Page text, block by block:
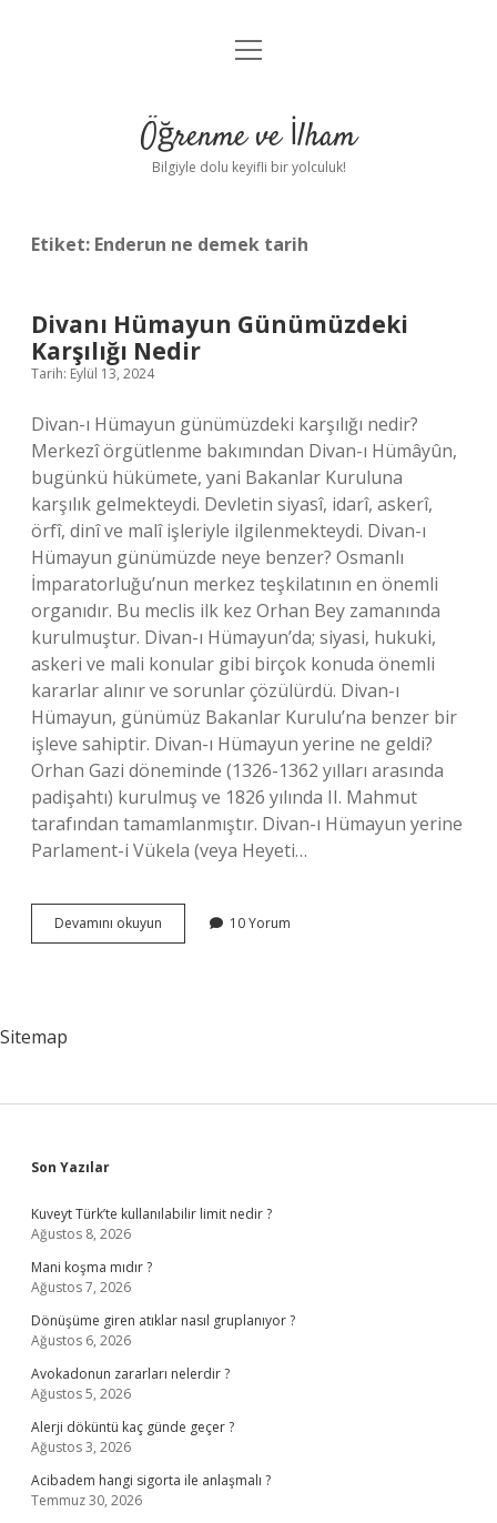
Anasayfa
Yasal Uyarı
menüyü
Öğrenme ve İlham
Bilgiyle dolu keyifli bir yolculuk!
Etiket: Enderun ne demek tarih
Divanı Hümayun Günümüzdeki
Karşılığı Nedir
Tarih: Eylül 13, 2024
Divan-ı Hümayun günümüzdeki karşılığı nedir?
Merkezî örgütlenme bakımından Divan-ı Hümâyûn,
bugünkü hükümete, yani Bakanlar Kuruluna
karşılık gelmekteydi. Devletin siyasî, idarî, askerî,
örfî, dinî ve malî işleriyle ilgilenmekteydi. Divan-ı
Hümayun günümüzde neye benzer? Osmanlı
İmparatorluğu’nun merkez teşkilatının en önemli
organıdır. Bu meclis ilk kez Orhan Bey zamanında
kurulmuştur. Divan-ı Hümayun’da; siyasi, hukuki,
askeri ve mali konular gibi birçok konuda önemli
kararlar alınır ve sorunlar çözülürdü. Divan-ı
Hümayun, günümüz Bakanlar Kurulu’na benzer bir
işleve sahiptir. Divan-ı Hümayun yerine ne geldi?
Orhan Gazi döneminde (1326-1362 yılları arasında
padişahtı) kurulmuş ve 1826 yılında II. Mahmut
tarafından tamamlanmıştır. Divan-ı Hümayun yerine
Parlament-i Vükela (veya Heyeti…
Devamını okuyun
Hümayun
10 Yorum
Sitemap
Sidebar
Son Yazılar
Kuveyt Türk’te kullanılabilir limit nedir ?
Ağustos 8, 2026
Mani koşma mıdır ?
Ağustos 7, 2026
Dönüşüme giren atıklar nasıl gruplanıyor ?
Ağustos 6, 2026
Avokadonun zararları nelerdir ?
Ağustos 5, 2026
Alerji döküntü kaç günde geçer ?
Ağustos 3, 2026
Acibadem hangi sigorta ile anlaşmalı ?
Temmuz 30, 2026